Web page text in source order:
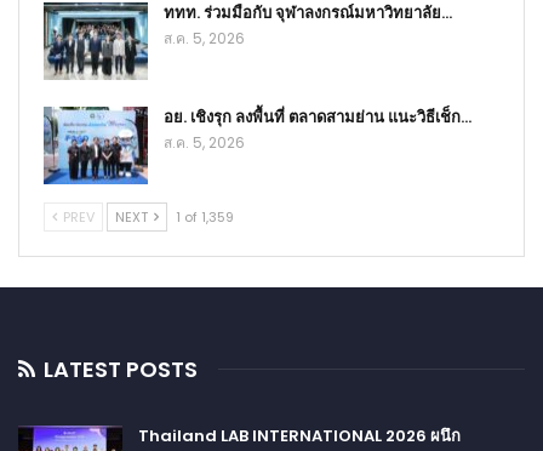
ททท. ร่วมมือกับ จุฬาลงกรณ์มหาวิทยาลัย…
ส.ค. 5, 2026
อย. เชิงรุก ลงพื้นที่ ตลาดสามย่าน แนะวิธีเช็ก…
ส.ค. 5, 2026
PREV NEXT 1 of 1,359
LATEST POSTS
Thailand LAB INTERNATIONAL 2026 ผนึก